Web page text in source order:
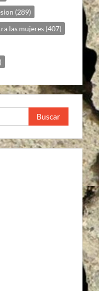
(289)
las mujeres (407)
Buscar: